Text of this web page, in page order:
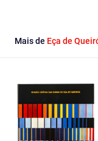
Mais de Eça de